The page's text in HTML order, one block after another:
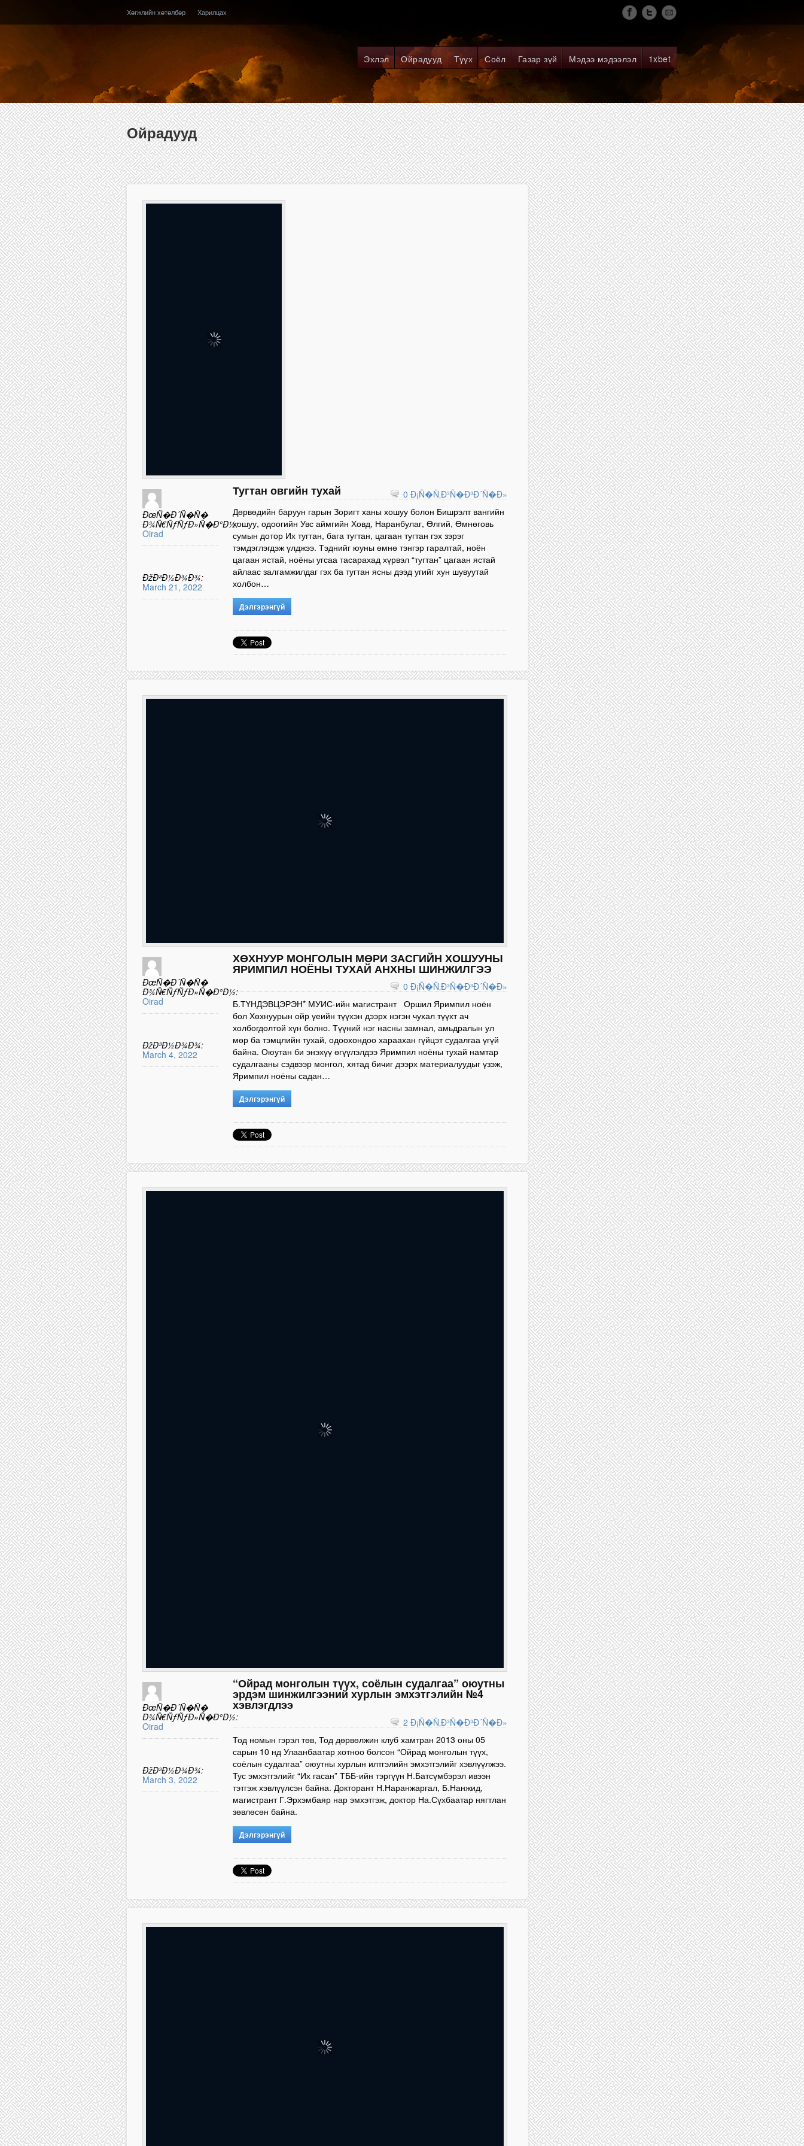
Эхлэл Ойрадууд Түүх Соёл Газар зүй Мэдээ мэдээлэл 1xbet
Хөгжлийн хөтөлбөр Харилцах
Ойрадууд
ÐœÑ�Ð´Ñ�Ñ�
Ð¾Ñ€ÑƒÑƒÐ»Ñ�Ð°Ð½:
Oirad
ÐžÐ³Ð½Ð¾Ð¾:
March 21, 2022
Тугтан овгийн тухай
0 Ð¡Ñ�Ñ‚Ð³Ñ�Ð³Ð´Ñ�Ð»
Дөрвөдийн баруун гарын Зоригт ханы хошуу болон Бишрэлт вангийн
хошуу, одоогийн Увс аймгийн Ховд, Наранбулаг, Өлгий, Өмнөговь
сумын дотор Их тугтан, бага тугтан, цагаан тугтан гэх зэрэг
тэмдэглэгдэж үлджээ. Тэднийг юуны өмнө тэнгэр гаралтай, ноён
цагаан ястай, ноёны угсаа тасарахад хүрвэл “тугтан” цагаан ястай
айлаас залгамжилдаг гэх ба тугтан ясны дээд угийг хун шувуутай
холбон…
Дэлгэрэнгүй
ÐœÑ�Ð´Ñ�Ñ�
Ð¾Ñ€ÑƒÑƒÐ»Ñ�Ð°Ð½:
Oirad
ÐžÐ³Ð½Ð¾Ð¾:
March 4, 2022
ХӨХНУУР МОНГОЛЫН МӨРИ ЗАСГИЙН ХОШУУНЫ
ЯРИМПИЛ НОЁНЫ ТУХАЙ АНХНЫ ШИНЖИЛГЭЭ
0 Ð¡Ñ�Ñ‚Ð³Ñ�Ð³Ð´Ñ�Ð»
Б.ТҮНДЭВЦЭРЭН* МУИС-ийн магистрант Оршил Яримпил ноён
бол Хөхнуурын ойр үеийн түүхэн дээрх нэгэн чухал түүхт ач
холбогдолтой хүн болно. Түүний нэг насны замнал, амьдралын ул
мөр ба тэмцлийн тухай, одоохондоо хараахан гүйцэт судалгаа үгүй
байна. Оюутан би энэхүү өгүүлэлдээ Яримпил ноёны тухай намтар
судалгааны сэдвээр монгол, хятад бичиг дээрх материалуудыг үзэж,
Яримпил ноёны садан…
Дэлгэрэнгүй
ÐœÑ�Ð´Ñ�Ñ�
Ð¾Ñ€ÑƒÑƒÐ»Ñ�Ð°Ð½:
Oirad
ÐžÐ³Ð½Ð¾Ð¾:
March 3, 2022
“Ойрад монголын түүх, соёлын судалгаа” оюутны
эрдэм шинжилгээний хурлын эмхэтгэлийн №4
хэвлэгдлээ
2 Ð¡Ñ�Ñ‚Ð³Ñ�Ð³Ð´Ñ�Ð»
Тод номын гэрэл төв, Тод дөрвөлжин клуб хамтран 2013 оны 05
сарын 10 нд Улаанбаатар хотноо болсон “Ойрад монголын түүх,
соёлын судалгаа” оюутны хурлын илтгэлийн эмхэтгэлийг хэвлүүлжээ.
Тус эмхэтгэлийг “Их гасан” ТББ-ийн тэргүүн Н.Батсүмбэрэл ивээн
тэтгэж хэвлүүлсэн байна. Докторант Н.Наранжаргал, Б.Нанжид,
магистрант Г.Эрхэмбаяр нар эмхэтгэж, доктор На.Сүхбаатар нягтлан
зөвлөсөн байна.
Дэлгэрэнгүй